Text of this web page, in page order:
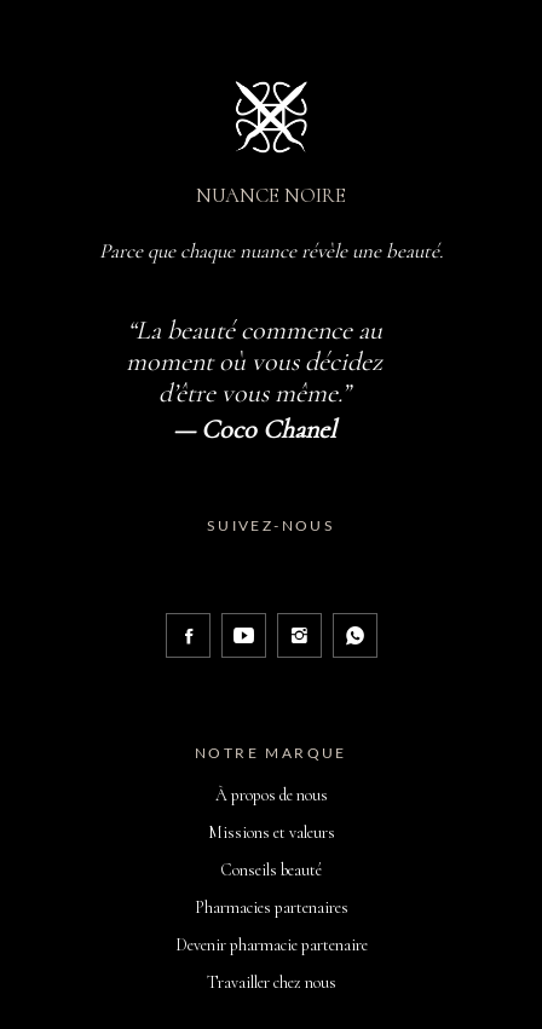
NUANCE NOIRE
Parce que chaque nuance révèle une beauté.
“La beauté commence au
moment où vous décidez
d’être vous même.”
— Coco Chanel
SUIVEZ-NOUS
NOTRE MARQUE
À propos de nous
Missions et valeurs
Conseils beauté
Pharmacies partenaires
Devenir pharmacie partenaire
Travailler chez nous